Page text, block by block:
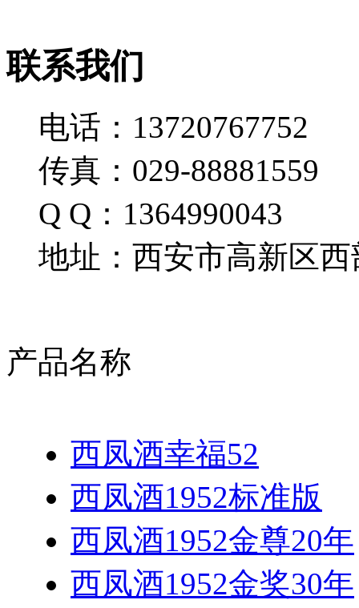
联系我们
电话：13720767752
传真：029-88881559
Q Q：1364990043
地址：西安市高新区西
产品名称
西凤酒幸福52
西凤酒1952标准版
西凤酒1952金尊20年
西凤酒1952金奖30年